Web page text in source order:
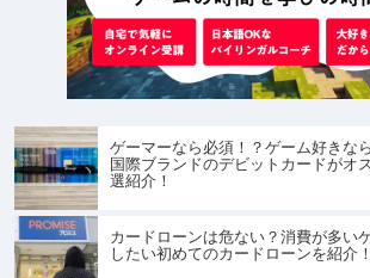
ゲーマーなら必須！？ゲーム好きな
国際ブランドのデビットカードがオ
選紹介！
カードローンは危ない？消費が多い
したい初めてのカードローンを紹介！